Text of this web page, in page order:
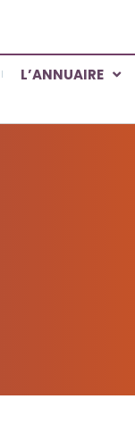
L’ANNUAIRE